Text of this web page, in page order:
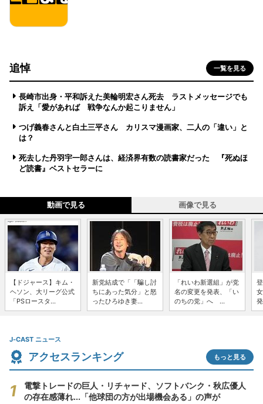
追悼 一覧を見る
長崎市出身・平和訴えた美輪明宏さん死去 ラストメッセージでも
訴え「愛があれば 戦争なんか起こりません」
つげ義春さんと白土三平さん カリスマ漫画家、二人の「違い」と
は？
死去した丹羽宇一郎さんは、経済界有数の読書家だった 『死ぬほ
ど読書』ベストセラーに
動画で見る 画像で見る
【ドジャース】キム・
ヘソン、大リーグ公式
「PSロースタ...
新党結成で「「騙し討
ちにあった気分」と怒
ったひろゆき妻...
「れいわ新選組」が党
名の変更を発表、「い
のちの党」へ ...
J-CAST ニュース
アクセスランキング もっと見る
電撃トレードの巨人・リチャード、ソフトバンク・秋広優人
の存在感薄れ...「他球団の方が出場機会ある」の声が